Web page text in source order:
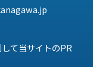
て当サイトのPR